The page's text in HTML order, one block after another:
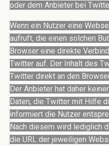
oder dem Anbieter bei
Wenn ein Nutzer eine
aufruft, die einen solchen
Browser eine direkte
Twitter auf. Der Inhalt des
Twitter direkt an den
Der Anbieter hat daher
Daten, die Twitter mit Hilfe
informiert die Nutzer
Nach diesem wird lediglich
die URL der jeweiligen